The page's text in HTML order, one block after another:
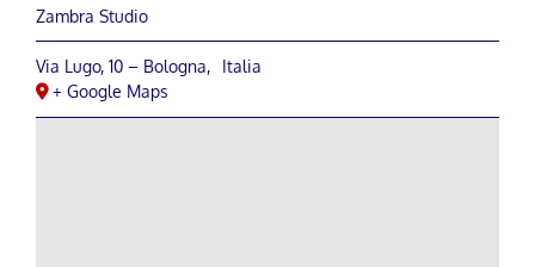
Zambra Studio
Via Lugo, 10 – Bologna,
Italia
+ Google Maps